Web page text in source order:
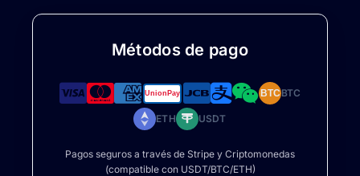
Métodos de pago
BTCBTC
ETH USDT
Pagos seguros a través de Stripe y Criptomonedas
(compatible con USDT/BTC/ETH)